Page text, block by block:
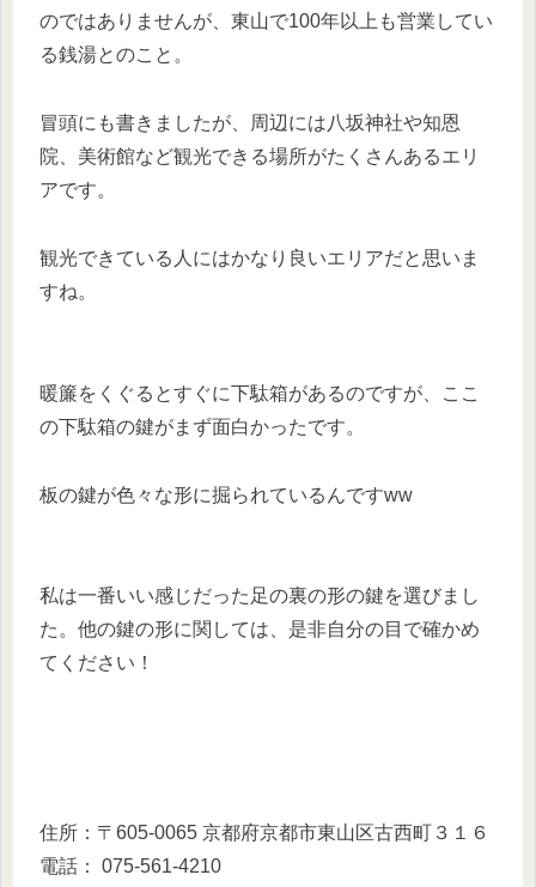
のではありませんが、東山で100年以上も営業してい
る銭湯とのこと。
冒頭にも書きましたが、周辺には八坂神社や知恩
院、美術館など観光できる場所がたくさんあるエリ
アです。
観光できている人にはかなり良いエリアだと思いま
すね。
暖簾をくぐるとすぐに下駄箱があるのですが、ここ
の下駄箱の鍵がまず面白かったです。
板の鍵が色々な形に掘られているんですww
私は一番いい感じだった足の裏の形の鍵を選びまし
た。他の鍵の形に関しては、是非自分の目で確かめ
てください！
住所：〒605-0065 京都府京都市東山区古西町３１６
電話： 075-561-4210